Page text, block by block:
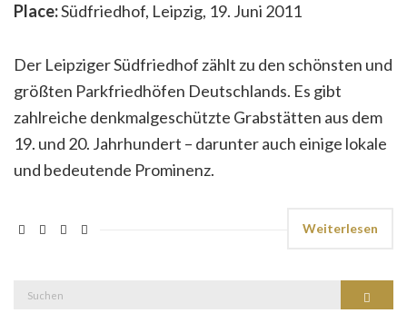
Place:Südfriedhof, Leipzig, 19. Juni 2011
Der Leipziger Südfriedhof zählt zu den schönsten und
größten Parkfriedhöfen Deutschlands. Es gibt
zahlreiche denkmalgeschützte Grabstätten aus dem
19. und 20. Jahrhundert – darunter auch einige lokale
und bedeutende Prominenz.
Weiterlesen